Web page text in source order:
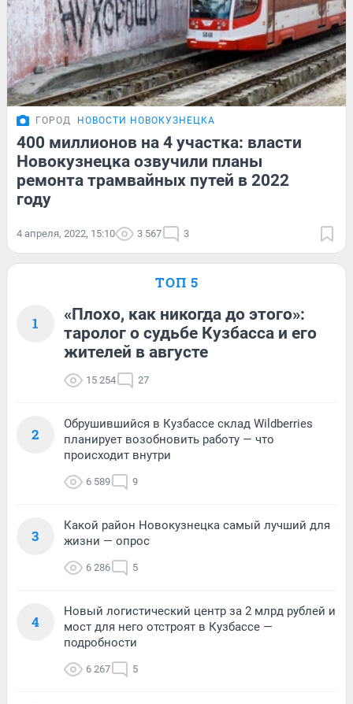
ГОРОД НОВОСТИ НОВОКУЗНЕЦКА
400 миллионов на 4 участка: власти
Новокузнецка озвучили планы
ремонта трамвайных путей в 2022
году
4 апреля, 2022, 15:10 3 567 3
ТОП 5
1
«Плохо, как никогда до этого»:
таролог о судьбе Кузбасса и его
жителей в августе
15 254 27
2
Обрушившийся в Кузбассе склад Wildberries
планирует возобновить работу — что
происходит внутри
6 589 9
3
Какой район Новокузнецка самый лучший для
жизни — опрос
6 286 5
4
Новый логистический центр за 2 млрд рублей и
мост для него отстроят в Кузбассе —
подробности
6 267 5